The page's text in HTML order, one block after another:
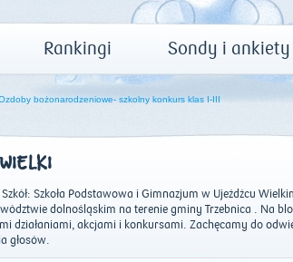
Rankingi Sondy i ankiety
bożonarodzeniowe- szkolny konkurs klas I-III
Szkoła Podstawowa i Gimnazjum w Ujeźdźcu
dolnośląskim na terenie gminy Trzebnica . Na
działaniami, akcjami i konkursami. Zachęcamy do
głosów.